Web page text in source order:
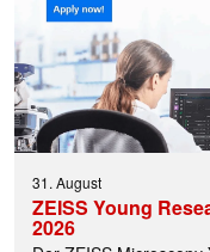
aktuell
31. August
ZEISS Young
2026